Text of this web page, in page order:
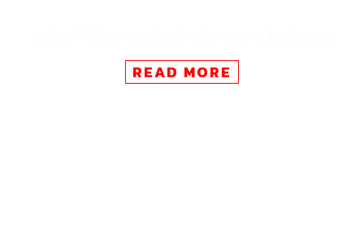
บางหน่วยที่เปิดรับสมัครตีความคุณสมบัติผู้สมัครไม่เท่า
READ MORE